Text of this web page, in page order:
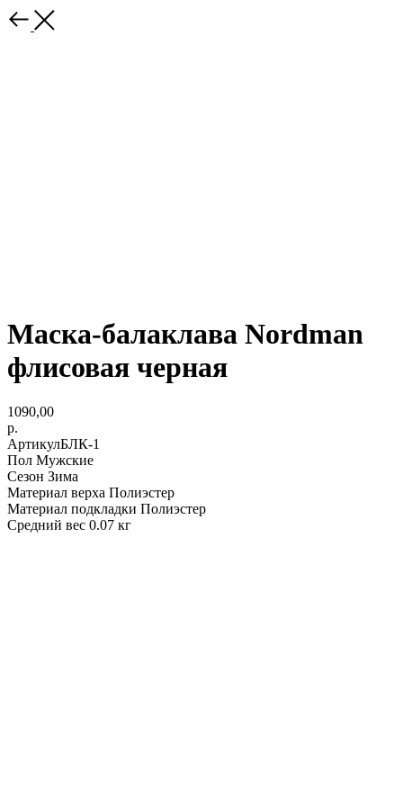
Маска-балаклава Nordman
флисовая черная
1090,00
р.
АртикулБЛК-1
Пол Мужские
Сезон Зима
Материал верха Полиэстер
Материал подкладки Полиэстер
Средний вес 0.07 кг